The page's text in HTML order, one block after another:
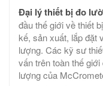
Đại lý thiết bị đo
đầu thế giới về thiết
kế, sản xuất, lắp đặt
lượng. Các kỹ sư
vấn trên toàn thế
lượng của